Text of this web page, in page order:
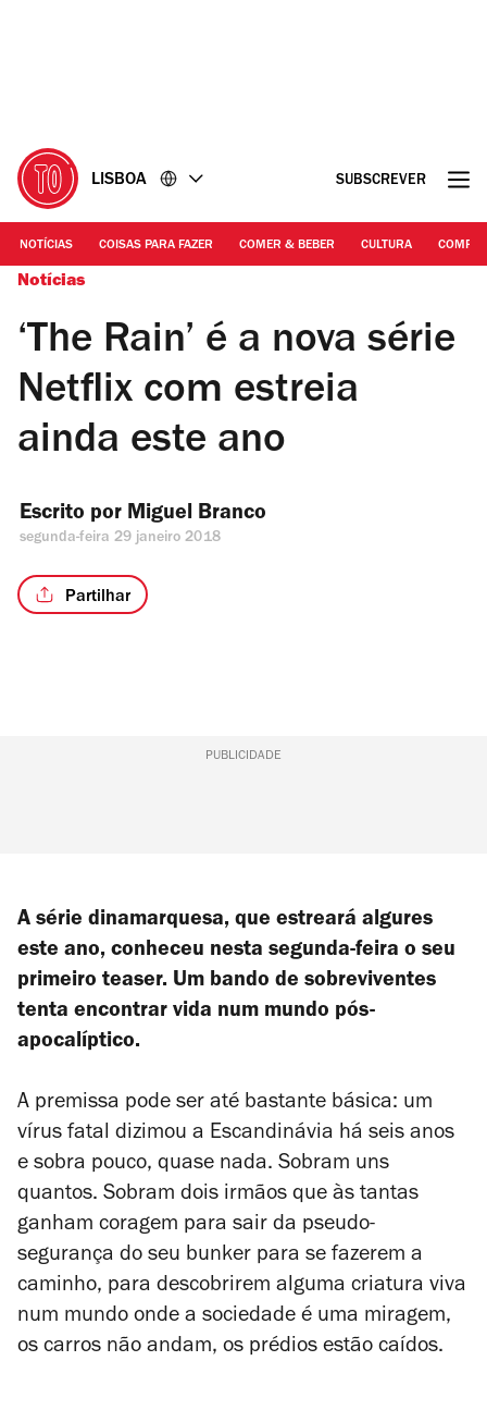
LISBOA SUBSCREVER
NOTÍCIAS COISAS PARA FAZER COMER & BEBER CULTURA
Notícias
‘The Rain’ é a nova série
Netflix com estreia
ainda este ano
Escrito por Miguel Branco
segunda-feira 29 janeiro 2018
Partilhar
PUBLICIDADE
A série dinamarquesa, que estreará algures
este ano, conheceu nesta segunda-feira o seu
primeiro teaser. Um bando de sobreviventes
tenta encontrar vida num mundo pós-
apocalíptico.
A premissa pode ser até bastante básica: um
vírus fatal dizimou a Escandinávia há seis anos
e sobra pouco, quase nada. Sobram uns
quantos. Sobram dois irmãos que às tantas
ganham coragem para sair da pseudo-
segurança do seu bunker para se fazerem a
caminho, para descobrirem alguma criatura viva
num mundo onde a sociedade é uma miragem,
os carros não andam, os prédios estão caídos.